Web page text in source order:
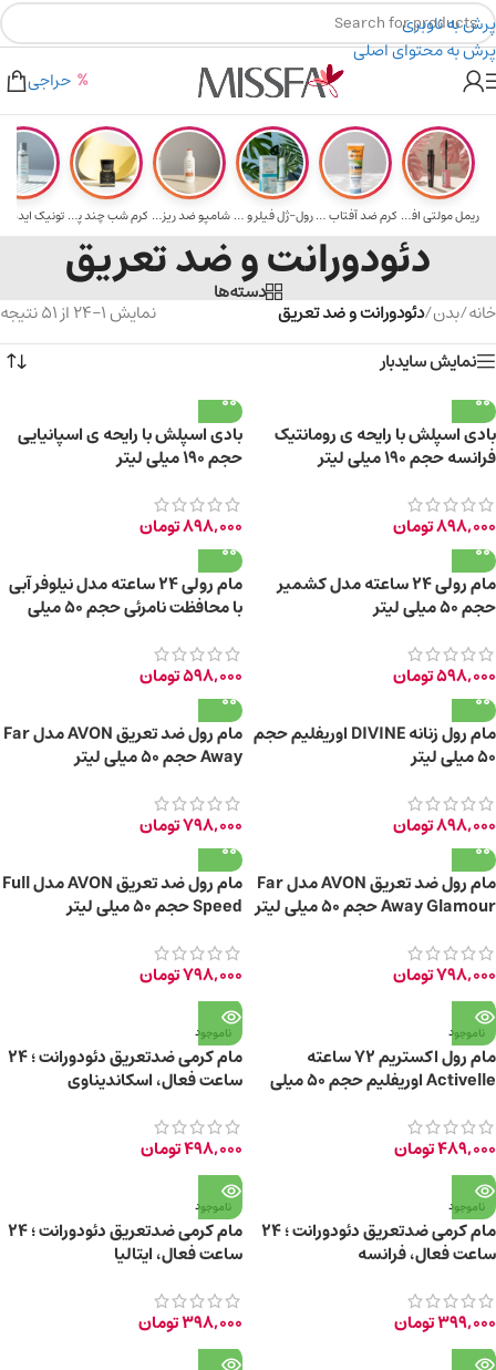
پرش به ناوبری
پرش به محتوای اصلی
۲٪ تخفیف روی سبد خرید برای روش کارت به کارت
هدیه برای خرید های بالای ۵ میلیون تومن
حراجی
ریمل مولتی افکت... کرم ضد آفتاب حا... رول-ژل فیلر و م... شامپو ضد ریزش و... کرم شب چند پپتی... تونیک ایده
دئودورانت و ضد تعریق
دسته‌ها
خانه/بدن/دئودورانت و ضد تعریق
نمایش 1–24 از 51 نتیجه
نمایش سایدبار
بادی اسپلش با رایحه ی رومانتیک
فرانسه حجم ۱۹۰ میلی لیتر
898,000تومان
بادی اسپلش با رایحه ی اسپانیایی
حجم ۱۹۰ میلی لیتر
898,000تومان
مام رولی 24 ساعته مدل کشمیر
حجم 50 میلی لیتر
598,000تومان
مام رولی 24 ساعته مدل نیلوفر آبی
با محافظت نامرئی حجم 50 میلی
598,000تومان
مام رول زنانه DIVINE اوریفلیم حجم
50 میلی لیتر
898,000تومان
مام رول ضد تعریق AVON مدل Far
Away حجم 50 میلی لیتر
798,000تومان
مام رول ضد تعریق AVON مدل Far
Away Glamour حجم 50 میلی لیتر
798,000تومان
مام رول ضد تعریق AVON مدل Full
Speed حجم 50 میلی لیتر
798,000تومان
ناموجود
مام رول اکستریم 72 ساعته
Activelle اوریفلیم حجم ۵۰ میلی
489,000تومان
ناموجود
مام کرمی ضدتعریق دئودورانت ؛ 24
ساعت فعال، اسکاندیناوی
498,000تومان
ناموجود
مام کرمی ضدتعریق دئودورانت ؛ 24
ساعت فعال، فرانسه
399,000تومان
ناموجود
مام کرمی ضدتعریق دئودورانت ؛ 24
ساعت فعال، ایتالیا
398,000تومان